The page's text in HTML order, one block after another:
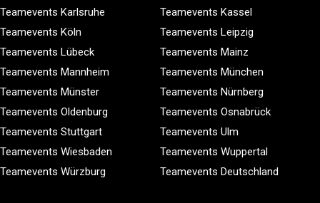
Teamevents Karlsruhe
Teamevents Kassel
Teamevents Köln
Teamevents Leipzig
Teamevents Lübeck
Teamevents Mainz
Teamevents Mannheim
Teamevents München
Teamevents Münster
Teamevents Nürnberg
Teamevents Oldenburg
Teamevents Osnabrück
Teamevents Stuttgart
Teamevents Ulm
Teamevents Wiesbaden
Teamevents Wuppertal
Teamevents Würzburg
Teamevents Deutschland